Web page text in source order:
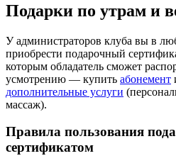
Подарки по утрам и
У администраторов клуба вы в
приобрести подарочный
которым обладатель сможет
усмотрению — купить абонемент
дополнительные услуги
массаж).
Правила пользования
сертификатом